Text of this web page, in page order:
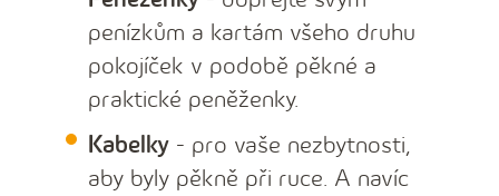
penízkům a kartám všeho druhu
pokojíček v podobě pěkné a
praktické peněženky.
Kabelky - pro vaše nezbytnosti,
aby byly pěkně při ruce. A navíc